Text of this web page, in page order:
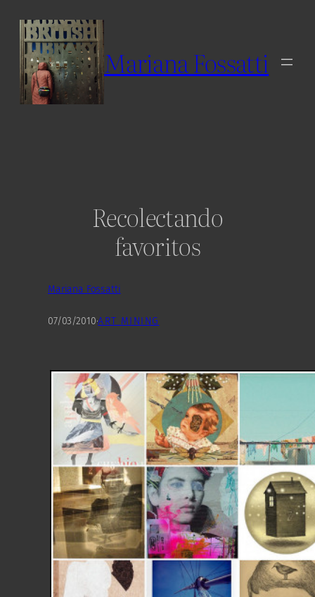
content
Mariana Fossatti
Recolectando
favoritos
Mariana Fossatti
07/03/2010·ART MINING